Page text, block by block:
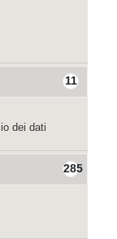
11
dei dati
285